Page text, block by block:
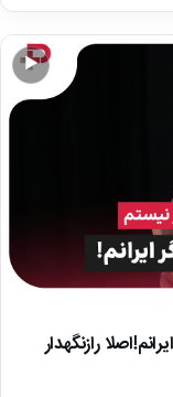
▶
رازنگهدار